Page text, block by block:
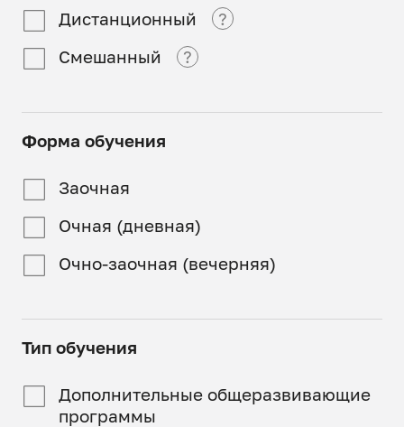
аудиториях СпбГАСУ)
Дистанционный ?
реализуется полностью
Смешанный ?
Смешанный
проходит онлайн, часть
Форма обучения
Заочная
Очная (дневная)
Очно-заочная (вечерняя)
Тип обучения
Дополнительные общеразвивающие
программы